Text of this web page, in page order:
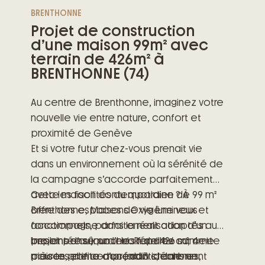
BRENTHONNE
Projet de construction
d’une maison 99m² avec
terrain de 426m² à
BRENTHONNE (74)
Au centre de Brenthonne, imaginez votre
nouvelle vie entre nature, confort et
proximité de Genève
Et si votre futur chez-vous prenait vie
dans un environnement où la sérénité de
la campagne s’accorde parfaitement
avec les facilités du quotidien ? À
Brenthonne, Maisons Oxygène vous
accompagne dans la réalisation d’un
projet pensé pour les familles comme
pour les primo-accédants, dans un
Cette maison contemporaine de 99 m²
offre des espaces de vie lumineux et
fonctionnels, parfaitement adaptés aux
besoins d’aujourd’hui. Répartie sur 4
pièces, elle comprend 3 chambres,
Implantée sur un terrain de 426 m², cette
maison profite d’un jardin idéalement